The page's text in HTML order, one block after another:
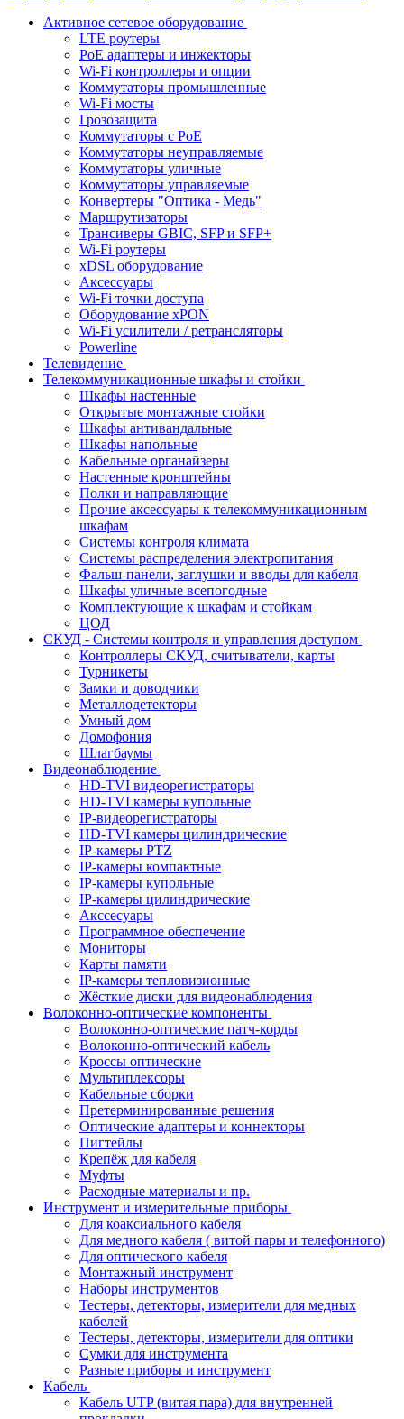
Активное сетевое оборудование
LTE роутеры
PoE адаптеры и инжекторы
Wi-Fi контроллеры и опции
Коммутаторы промышленные
Wi-Fi мосты
Грозозащита
Коммутаторы c PoE
Коммутаторы неуправляемые
Коммутаторы уличные
Коммутаторы управляемые
Конвертеры "Оптика - Медь"
Маршрутизаторы
Трансиверы GBIC, SFP и SFP+
Wi-Fi роутеры
xDSL оборудование
Аксессуары
Wi-Fi точки доступа
Оборудование хPON
Wi-Fi усилители / ретрансляторы
Powerline
Телевидение
Телекоммуникационные шкафы и стойки
Шкафы настенные
Открытые монтажные стойки
Шкафы антивандальные
Шкафы напольные
Кабельные органайзеры
Настенные кронштейны
Полки и направляющие
Прочие аксессуары к телекоммуникационным
шкафам
Системы контроля климата
Системы распределения электропитания
Фальш-панели, заглушки и вводы для кабеля
Шкафы уличные всепогодные
Комплектующие к шкафам и стойкам
ЦОД
СКУД - Системы контроля и управления доступом
Контроллеры СКУД, считыватели, карты
Турникеты
Замки и доводчики
Металлодетекторы
Умный дом
Домофония
Шлагбаумы
Видеонаблюдение
HD-TVI видеорегистраторы
HD-TVI камеры купольные
IP-видеорегистраторы
HD-TVI камеры цилиндрические
IP-камеры PTZ
IP-камеры компактные
IP-камеры купольные
IP-камеры цилиндрические
Акссесуары
Программное обеспечение
Мониторы
Карты памяти
IP-камеры тепловизионные
Жёсткие диски для видеонаблюдения
Волоконно-оптические компоненты
Волоконно-оптические патч-корды
Волоконно-оптический кабель
Кроссы оптические
Мультиплексоры
Кабельные сборки
Претерминированные решения
Оптические адаптеры и коннекторы
Пигтейлы
Крепёж для кабеля
Муфты
Расходные материалы и пр.
Инструмент и измерительные приборы
Для коаксиального кабеля
Для медного кабеля ( витой пары и телефонного)
Для оптического кабеля
Монтажный инструмент
Наборы инструментов
Тестеры, детекторы, измерители для медных
кабелей
Тестеры, детекторы, измерители для оптики
Сумки для инструмента
Разные приборы и инструмент
Кабель
Кабель UTP (витая пара) для внутренней